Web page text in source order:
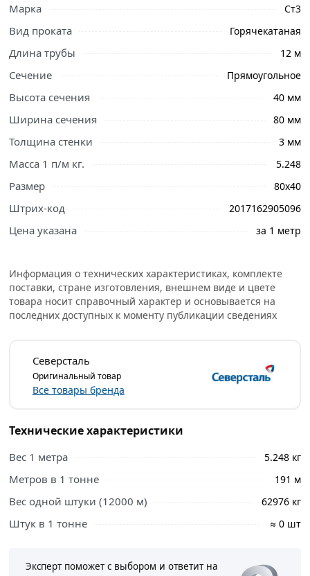
Ознакомьтесь с подробными характеристиками,
описанием и отзывами о товаре, чтобы сделать
свяжутся с Вами для согласования условий доставки
или самовывоза.
Труба профильная 80х40х3 мм в стандартном
что позволяет снизить нагрузку на фундамент и
несущие элементы.
Пустотелая продукция легко поддается раскрою и
параметром профиля считается устойчивость к
нагрузкам.
характеристика является критичной:
возведение опор для лестниц и ограждений
перил для крепления к ступеням балясин;
монтаж стропил для металлических ферм;
сборка теплиц;
изготовление мебели.
Марка Ст3
Вид проката Горячекатаная
Длина трубы 12 м
Сечение Прямоугольное
Высота сечения 40 мм
Ширина сечения 80 мм
Толщина стенки 3 мм
Масса 1 п/м кг. 5.248
Размер 80х40
Штрих-код 2017162905096
Цена указана за 1 метр
Информация о технических характеристиках, комплекте
поставки, стране изготовления, внешнем виде и цвете
товара носит справочный характер и основывается на
последних доступных к моменту публикации сведениях
Северсталь
Оригинальный товар
Все товары бренда
Технические характеристики
Вес 1 метра 5.248 кг
Метров в 1 тонне 191 м
Вес одной штуки (12000 м) 62976 кг
Штук в 1 тонне ≈ 0 шт
Эксперт поможет с выбором и ответит на